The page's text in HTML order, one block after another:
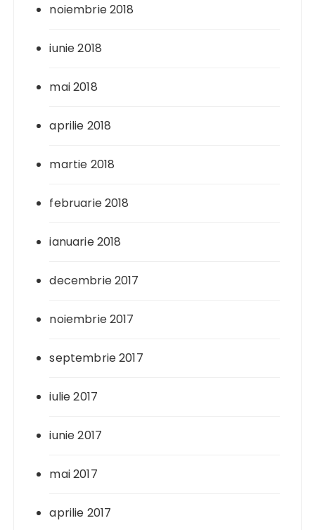
noiembrie 2018
iunie 2018
mai 2018
aprilie 2018
martie 2018
februarie 2018
ianuarie 2018
decembrie 2017
noiembrie 2017
septembrie 2017
iulie 2017
iunie 2017
mai 2017
aprilie 2017